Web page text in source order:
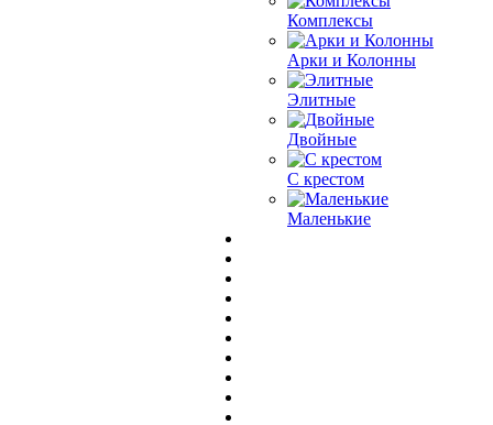
Комплексы
Арки и Колонны
Элитные
Двойные
С крестом
Маленькие